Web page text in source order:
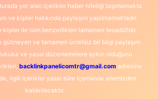
yer alan içerikler haber niteliği taşımamakta
ve kişiler hakkında paylaşım yapılmamaktadır.
kişiler ile isim benzerlikleri tamamen tesadüfidir.
gütmeyen ve tamamen ücretsiz bir bilgi paylaşım
ve yasal düzenlemelere aykırı olduğunu
backlinkpanelicomtr@gmail.comadresine
ilgili içerikler yasal süre içerisinde sitemizden
kaldırılacaktır.